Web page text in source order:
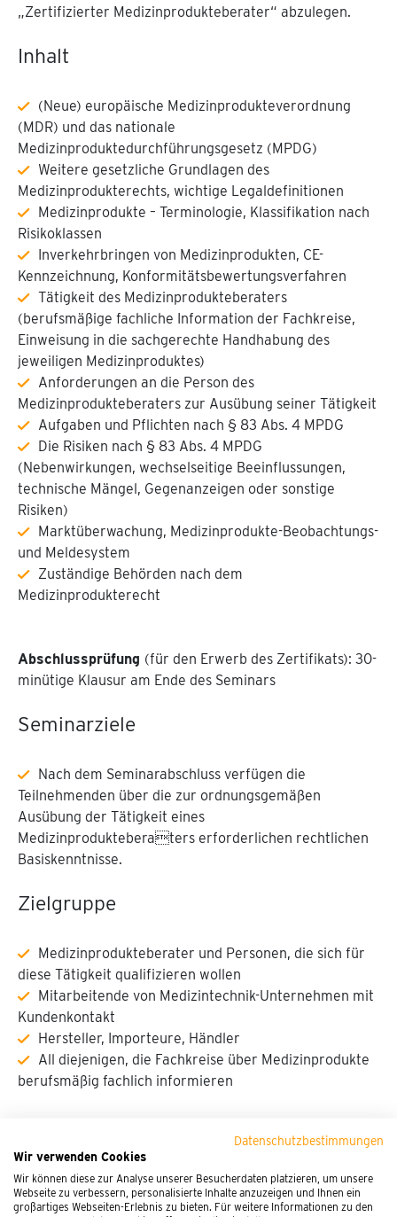
Datenschutzbestimmungen
Wir verwenden Cookies
Wir können diese zur Analyse unserer Besucherdaten platzieren, um unsere
Webseite zu verbessern, personalisierte Inhalte anzuzeigen und Ihnen ein
großartiges Webseiten-Erlebnis zu bieten. Für weitere Informationen zu den
„Zertifizierter Medizinprodukteberater“ abzulegen.
Inhalt
(Neue) europäische Medizinprodukteverordnung
(MDR) und das nationale
Medizinproduktedurchführungsgesetz (MPDG)
Weitere gesetzliche Grundlagen des
Medizinprodukterechts, wichtige Legaldefinitionen
Medizinprodukte – Terminologie, Klassifikation nach
Risikoklassen
Inverkehrbringen von Medizinprodukten, CE-
Kennzeichnung, Konformitätsbewertungsverfahren
Tätigkeit des Medizinprodukteberaters
(berufsmäßige fachliche Information der Fachkreise,
Einweisung in die sachgerechte Handhabung des
jeweiligen Medizinproduktes)
Anforderungen an die Person des
Medizinprodukteberaters zur Ausübung seiner Tätigkeit
Aufgaben und Pflichten nach § 83 Abs. 4 MPDG
Die Risiken nach § 83 Abs. 4 MPDG
(Nebenwirkungen, wechselseitige Beeinflussungen,
technische Mängel, Gegenanzeigen oder sonstige
Risiken)
Marktüberwachung, Medizinprodukte-Beobachtungs-
und Meldesystem
Zuständige Behörden nach dem
Medizinprodukterecht
Abschlussprüfung (für den Erwerb des Zertifikats): 30-
minütige Klausur am Ende des Seminars
Seminarziele
Nach dem Seminarabschluss verfügen die
Teilnehmenden über die zur ordnungsgemäßen
Ausübung der Tätigkeit eines
Medizinprodukteberaters erforderlichen rechtlichen
Basiskenntnisse.
Zielgruppe
Medizinprodukteberater und Personen, die sich für
diese Tätigkeit qualifizieren wollen
Mitarbeitende von Medizintechnik-Unternehmen mit
Kundenkontakt
Hersteller, Importeure, Händler
All diejenigen, die Fachkreise über Medizinprodukte
berufsmäßig fachlich informieren
PEG Mitglieder erhalten 10% Rabatt.
Es gelten unsereAllgemeinen Geschäftsbedingungen
(AGB)